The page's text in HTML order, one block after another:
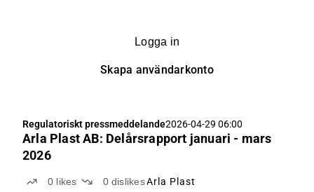
Logga in
Skapa användarkonto
Regulatoriskt pressmeddelande2026-04-29 06:00
Arla Plast AB: Delårsrapport januari - mars
2026
0 likes 0 dislikesArla Plast